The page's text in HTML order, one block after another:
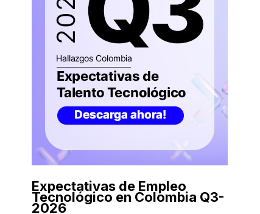
Expectativas de Empleo
Tecnológico en Colombia Q3-
2026